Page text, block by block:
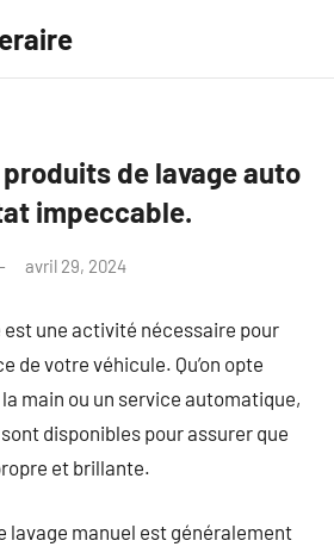
de lavage auto
impeccable.
avril 29, 2024
est une activité nécessaire pour
de votre véhicule. Qu’on opte
main ou un service automatique,
disponibles pour assurer que
et brillante.
lavage manuel est généralement